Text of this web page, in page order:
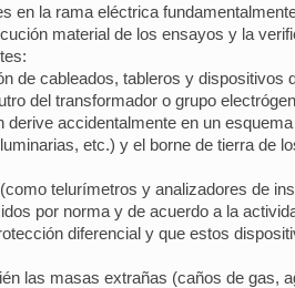
en la rama eléctrica
material de los ensayos y la
de cableados, tableros y dispositivos
del transformador o grupo
accidentalmente en un
etc.) y el borne de tierra de
telurímetros y analizadores de
por norma y de acuerdo a la
diferencial y que estos
las masas extrañas (caños de gas,